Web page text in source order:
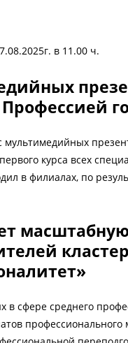
в 11.00 ч.
мультимедийных
курса всех
в филиалах, по
в сфере среднего
профессионального